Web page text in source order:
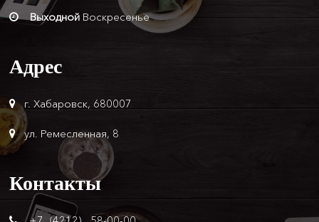
Выходной Воскресенье
Адрес
г. Хабаровск, 680007
ул. Ремесленная, 8
Контакты